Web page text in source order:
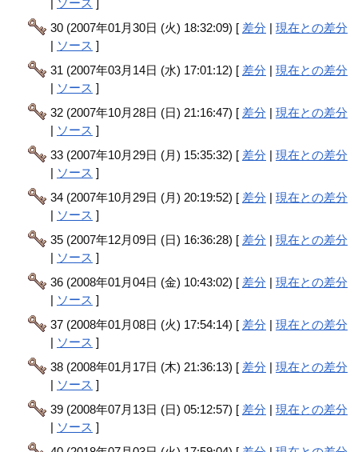
30 (2007年01月30日 (火) 18:32:09) [ 差分 |現在との差分
| ソース ]
31 (2007年03月14日 (水) 17:01:12) [ 差分 |現在との差分
| ソース ]
32 (2007年10月28日 (日) 21:16:47) [ 差分 |現在との差分
| ソース ]
33 (2007年10月29日 (月) 15:35:32) [ 差分 |現在との差分
| ソース ]
34 (2007年10月29日 (月) 20:19:52) [ 差分 |現在との差分
| ソース ]
35 (2007年12月09日 (日) 16:36:28) [ 差分 |現在との差分
| ソース ]
36 (2008年01月04日 (金) 10:43:02) [ 差分 |現在との差分
| ソース ]
37 (2008年01月08日 (火) 17:54:14) [ 差分 |現在との差分
| ソース ]
38 (2008年01月17日 (木) 21:36:13) [ 差分 |現在との差分
| ソース ]
39 (2008年07月13日 (日) 05:12:57) [ 差分 |現在との差分
| ソース ]